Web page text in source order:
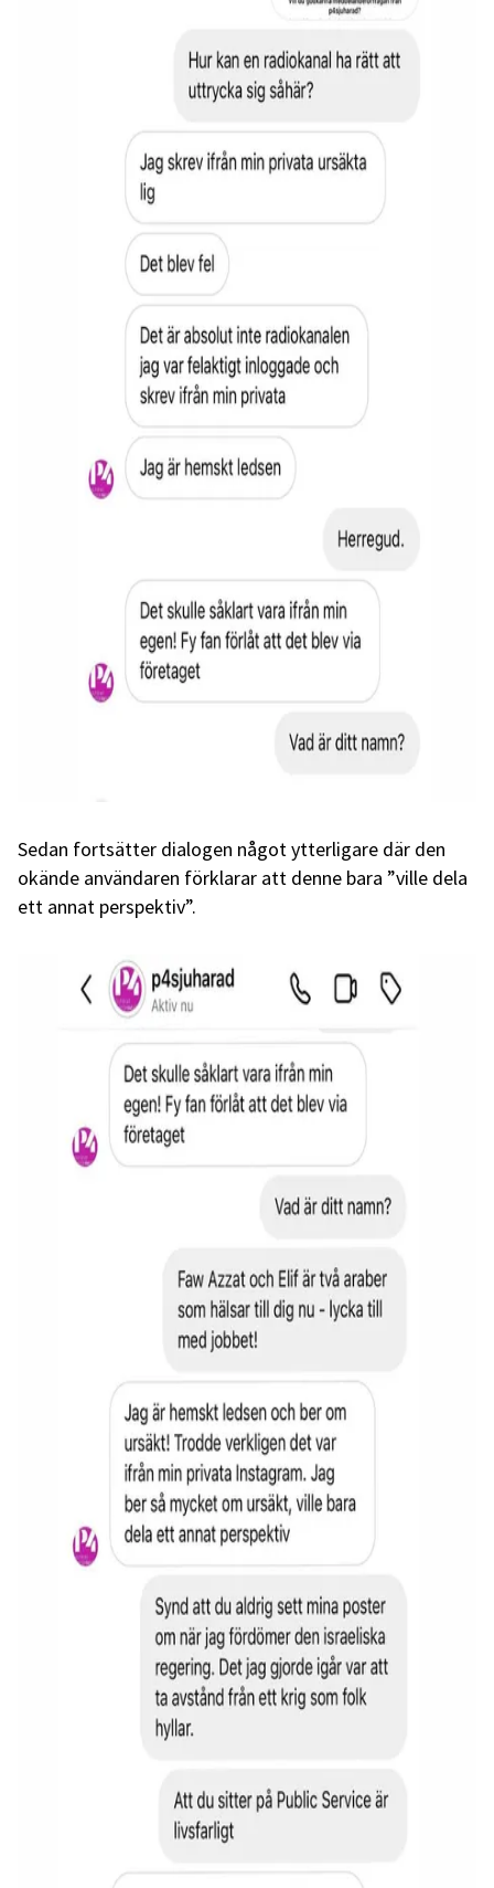
Sedan fortsätter dialogen något ytterligare där den
okände användaren förklarar att denne bara ”ville dela
ett annat perspektiv”.